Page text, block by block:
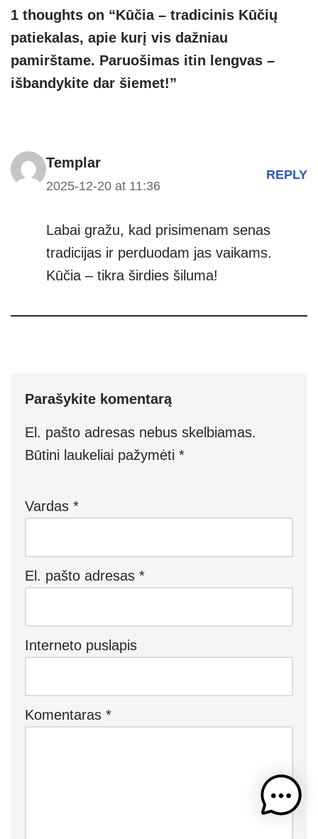
s
A
p
p
e
gr
a
m
e
n
g
er
e
1 thoughts on “Kūčia – tradicinis Kūčių
patiekalas, apie kurį vis dažniau
pamirštame. Paruošimas itin lengvas –
išbandykite dar šiemet!”
Templar
2025-12-20 at 11:36
REPLY
Labai gražu, kad prisimenam senas
tradicijas ir perduodam jas vaikams.
Kūčia – tikra širdies šiluma!
Parašykite komentarą
El. pašto adresas nebus skelbiamas.
Būtini laukeliai pažymėti *
Vardas *
El. pašto adresas *
Interneto puslapis
Komentaras *